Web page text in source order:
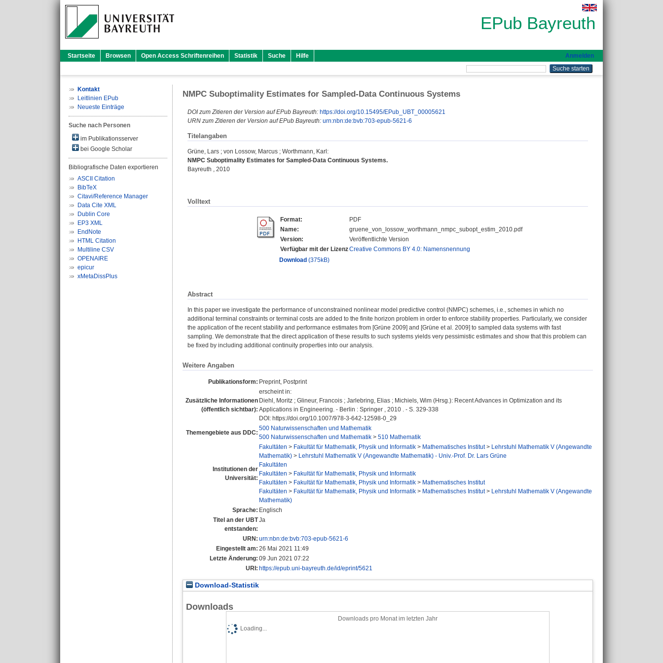
EPub Bayreuth
Startseite Browsen Open Access Schriftenreihen Statistik Suche Hilfe Anmelden
Kontakt
Leitlinien EPub
Neueste Einträge
Suche nach Personen
im Publikationsserver
bei Google Scholar
Bibliografische Daten exportieren
ASCII Citation
BibTeX
Citavi/Reference Manager
Data Cite XML
Dublin Core
EP3 XML
EndNote
HTML Citation
Multiline CSV
OPENAIRE
epicur
xMetaDissPlus
NMPC Suboptimality Estimates for Sampled-Data Continuous Systems
DOI zum Zitieren der Version auf EPub Bayreuth: https://doi.org/10.15495/EPub_UBT_00005621
URN zum Zitieren der Version auf EPub Bayreuth: urn:nbn:de:bvb:703-epub-5621-6
Titelangaben
Grüne, Lars ; von Lossow, Marcus ; Worthmann, Karl :
NMPC Suboptimality Estimates for Sampled-Data Continuous Systems.
Bayreuth , 2010
Volltext
Format:
PDF
Name:
gruene_von_lossow_worthmann_nmpc_subopt_estim_2010.pdf
Version:
Veröffentlichte Version
Verfügbar mit der LizenzCreative Commons BY 4.0: Namensnennung
Download (375kB)
Abstract
In this paper we investigate the performance of unconstrained nonlinear model predictive control (NMPC) schemes, i.e., schemes in which no
additional terminal constraints or terminal costs are added to the finite horizon problem in order to enforce stability properties. Particularly, we consider
the application of the recent stability and performance estimates from [Grüne 2009] and [Grüne et al. 2009] to sampled data systems with fast
sampling. We demonstrate that the direct application of these results to such systems yields very pessimistic estimates and show that this problem can
be fixed by including additional continuity properties into our analysis.
Weitere Angaben
Publikationsform: Preprint, Postprint
Zusätzliche Informationen
(öffentlich sichtbar):
erscheint in:
Diehl, Moritz ; Glineur, Francois ; Jarlebring, Elias ; Michiels, Wim (Hrsg.): Recent Advances in Optimization and its
Applications in Engineering. - Berlin : Springer , 2010 . - S. 329-338
DOI: https://doi.org/10.1007/978-3-642-12598-0_29
Themengebiete aus DDC:
500 Naturwissenschaften und Mathematik
500 Naturwissenschaften und Mathematik > 510 Mathematik
Institutionen der
Universität:
Fakultäten > Fakultät für Mathematik, Physik und Informatik > Mathematisches Institut> Lehrstuhl Mathematik V (Angewandte
Mathematik) > Lehrstuhl Mathematik V (Angewandte Mathematik) - Univ.-Prof. Dr. Lars Grüne
Fakultäten
Fakultäten > Fakultät für Mathematik, Physik und Informatik
Fakultäten > Fakultät für Mathematik, Physik und Informatik > Mathematisches Institut
Fakultäten > Fakultät für Mathematik, Physik und Informatik > Mathematisches Institut> Lehrstuhl Mathematik V (Angewandte
Mathematik)
Sprache: Englisch
Titel an der UBT
entstanden:
Ja
URN: urn:nbn:de:bvb:703-epub-5621-6
Eingestellt am: 26 Mai 2021 11:49
Letzte Änderung: 09 Jun 2021 07:22
URI: https://epub.uni-bayreuth.de/id/eprint/5621
Download-Statistik
Downloads
Downloads pro Monat im letzten Jahr
Loading...